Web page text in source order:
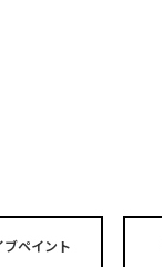
ブペイント